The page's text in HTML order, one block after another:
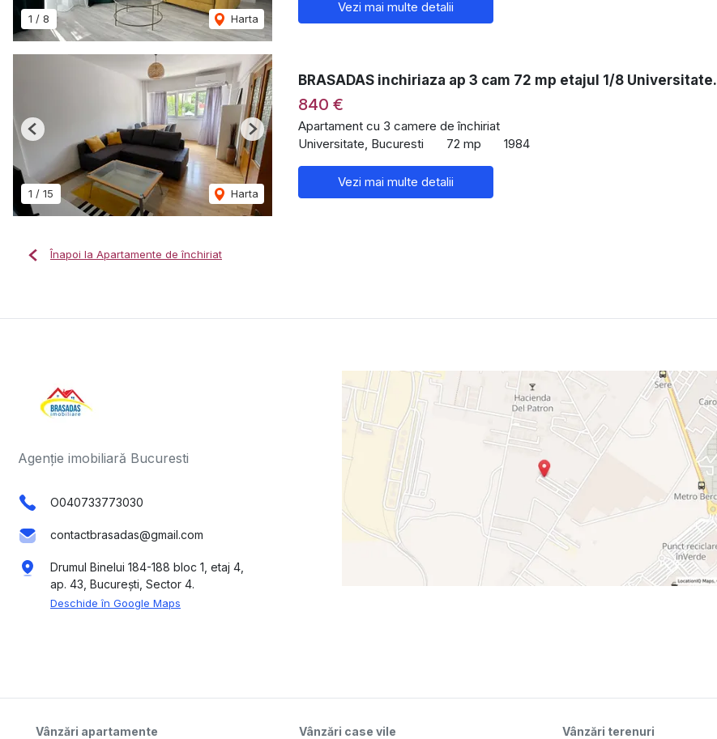
1 / 8 Harta
Vezi mai multe detalii
1 / 15 Harta
Previous Next
BRASADAS inchiriaza ap 3 cam 72 mp etajul 1/8 Universitate.
840 €
Apartament cu 3 camere de închiriat
Universitate, Bucuresti
72 mp 1984
Vezi mai multe detalii
Înapoi la Apartamente de închiriat
Agenție imobiliară Bucuresti
O040733773030
contactbrasadas@gmail.com
Drumul Binelui 184-188 bloc 1, etaj 4,
ap. 43, București, Sector 4.
Deschide în Google Maps
Vânzări apartamente Vânzări case vile Vânzări terenuri